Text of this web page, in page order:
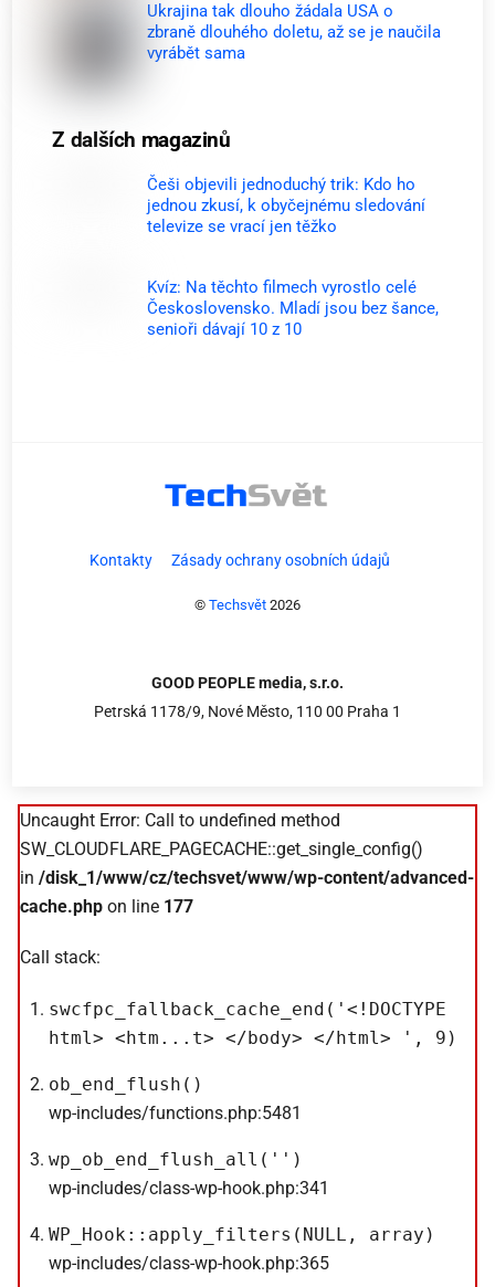
Ukrajina tak dlouho žádala USA o
zbraně dlouhého doletu, až se je naučila
vyrábět sama
Z dalších magazinů
Češi objevili jednoduchý trik: Kdo ho
jednou zkusí, k obyčejnému sledování
televize se vrací jen těžko
Kvíz: Na těchto filmech vyrostlo celé
Československo. Mladí jsou bez šance,
senioři dávají 10 z 10
Kontakty Zásady ochrany osobních údajů
© Techsvět 2026
GOOD PEOPLE media, s.r.o.
Petrská 1178/9, Nové Město, 110 00 Praha 1
Uncaught Error: Call to undefined method
SW_CLOUDFLARE_PAGECACHE::get_single_config()
in /disk_1/www/cz/techsvet/www/wp-content/advanced-
cache.php on line 177
Call stack:
swcfpc_fallback_cache_end('<!DOCTYPE
html> <htm...t> </body> </html> ', 9)
ob_end_flush()
wp-includes/functions.php:5481
wp_ob_end_flush_all('')
wp-includes/class-wp-hook.php:341
WP_Hook::apply_filters(NULL, array)
wp-includes/class-wp-hook.php:365